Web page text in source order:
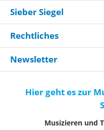
Sieber Siegel
Rechtliches
Newsletter
Hier geht es zur
Musizieren und